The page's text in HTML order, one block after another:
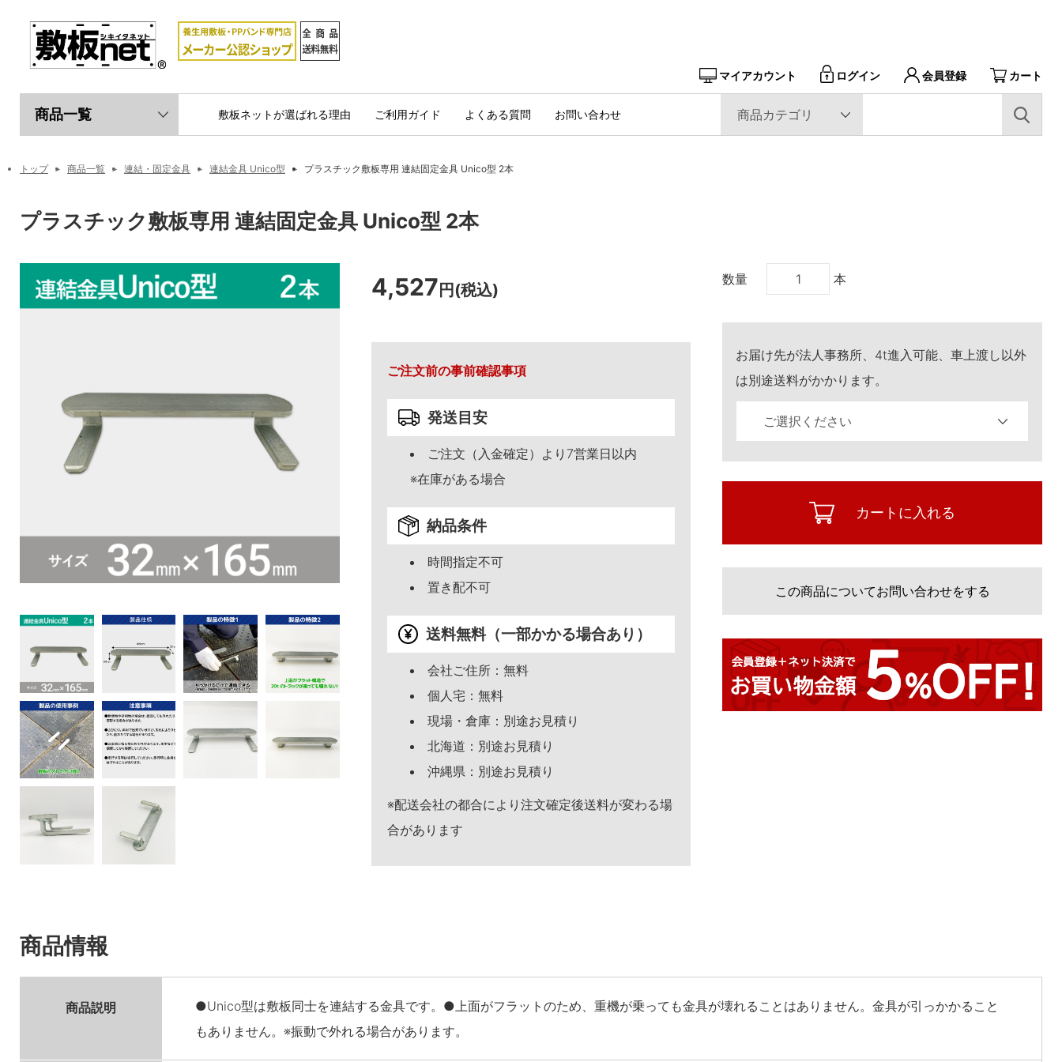
マイアカウント ログイン 会員登録 カート
商品一覧 敷板ネットが選ばれる理由 ご利用ガイド よくある質問 お問い合わせ
トップ 商品一覧 連結・固定金具 連結金具 Unico型 プラスチック敷板専用 連結固定金具 Unico型 2本
プラスチック敷板専用 連結固定金具 Unico型 2本
4,527 円(税込)
ご注文前の事前確認事項
発送目安
ご注文（入金確定）より7営業日以内
※在庫がある場合
納品条件
時間指定不可
置き配不可
送料無料（一部かかる場合あり）
会社ご住所：無料
個人宅：無料
現場・倉庫：別途お見積り
北海道：別途お見積り
沖縄県：別途お見積り
※配送会社の都合により注文確定後送料が変わる場
合があります
数量 本
お届け先が法人事務所、4t進入可能、車上渡し以外
は別途送料がかかります。
カートに入れる
この商品についてお問い合わせをする
商品情報
商品説明
●Unico型は敷板同士を連結する金具です。●上面がフラットのため、重機が乗っても金具が壊れることはありません。金具が引っかかること
もありません。※振動で外れる場合があります。